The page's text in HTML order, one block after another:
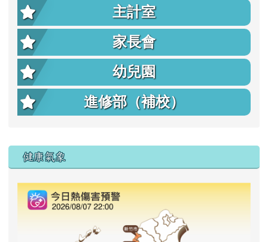
主計室
家長會
幼兒園
進修部（補校）
右邊區域內容
健康氣象